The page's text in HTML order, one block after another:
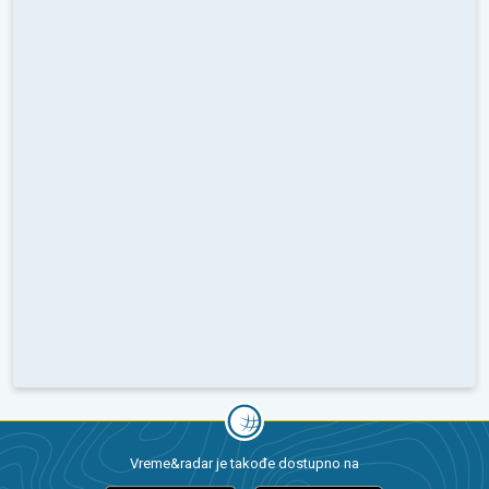
Vreme&radar je takođe dostupno na